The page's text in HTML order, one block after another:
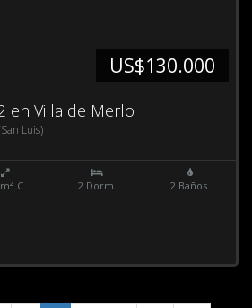
US$130.000
en Villa de Merlo
Luis)
2.C 2 Dorm. 2 Baños.